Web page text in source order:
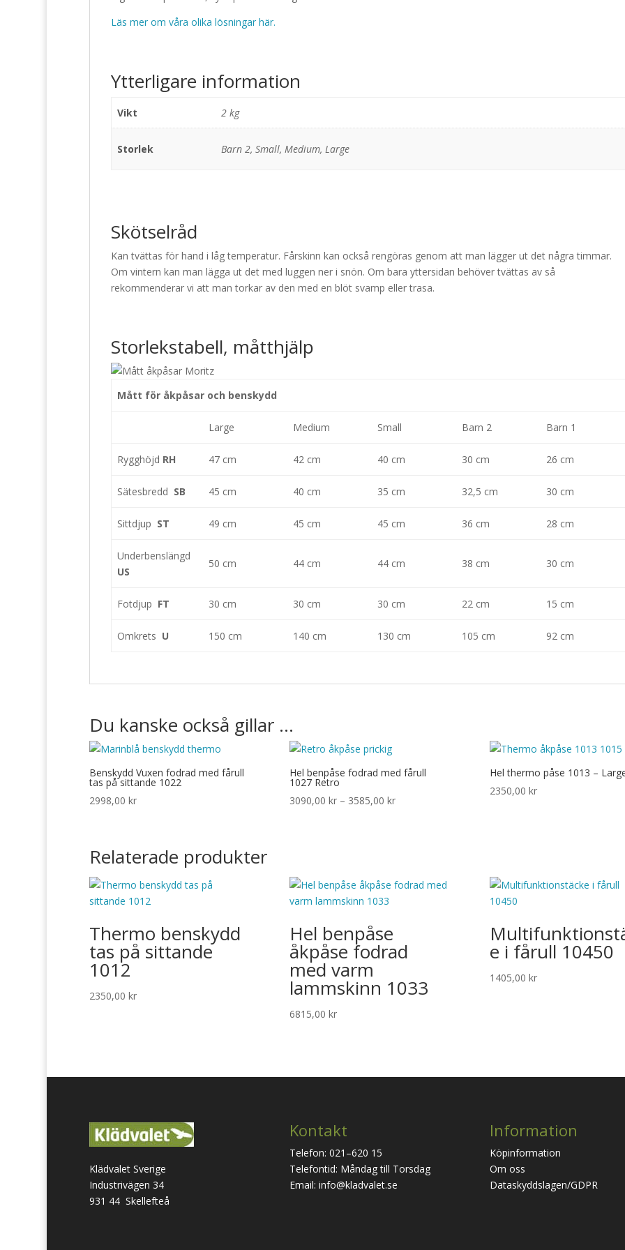
Läs mer om våra olika lösningar här.
Ytterligare information
Vikt 2 kg
Storlek Barn 2, Small, Medium, Large
Skötselråd
Kan tvättas för hand i låg temperatur. Fårskinn kan också rengöras genom att man lägger ut det några timmar.
Om vintern kan man lägga ut det med luggen ner i snön. Om bara yttersidan behöver tvättas av så
rekommenderar vi att man torkar av den med en blöt svamp eller trasa.
Storlekstabell, måtthjälp
Mått för åkpåsar och benskydd
Large Medium Small Barn 2 Barn 1
Rygghöjd RH 47 cm 42 cm 40 cm 30 cm 26 cm
Sätesbredd SB 45 cm 40 cm 35 cm 32,5 cm 30 cm
Sittdjup ST 49 cm 45 cm 45 cm 36 cm 28 cm
Underbenslängd
US
50 cm 44 cm 44 cm 38 cm 30 cm
Fotdjup FT 30 cm 30 cm 30 cm 22 cm 15 cm
Omkrets U 150 cm 140 cm 130 cm 105 cm 92 cm
Du kanske också gillar …
Benskydd Vuxen fodrad med fårull
tas på sittande 1022
2998,00 kr
Hel benpåse fodrad med fårull
1027 Retro
3090,00 kr – 3585,00 krPrisintervall:
Hel thermo påse 1013 –
2350,00 kr
Relaterade produkter
Thermo benskydd
tas på sittande
1012
2350,00 kr
Hel benpåse
åkpåse fodrad
med varm
lammskinn 1033
6815,00 kr
e i fårull 10450
1405,00 kr
Klädvalet Sverige
Industrivägen 34
931 44 Skellefteå
Kontakt
Telefon: 021–620 15
Telefontid: Måndag till Torsdag
Email: info@kladvalet.se
Information
Köpinformation
Om oss
Dataskyddslagen/GDPR